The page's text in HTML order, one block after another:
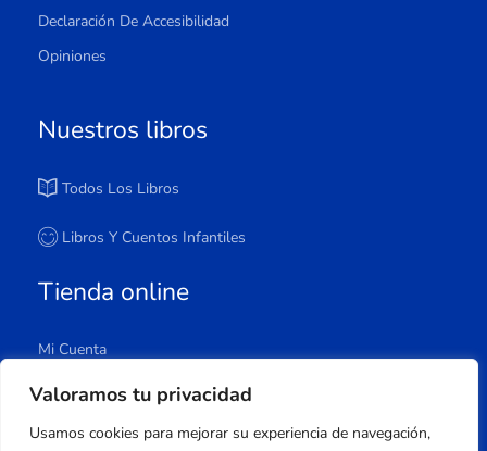
Valoramos tu privacidad
Usamos cookies para mejorar su experiencia de navegación,
Declaración De Accesibilidad
Opiniones
Nuestros libros
Todos Los Libros
Libros Y Cuentos Infantiles
Tienda online
Mi Cuenta
Carrito